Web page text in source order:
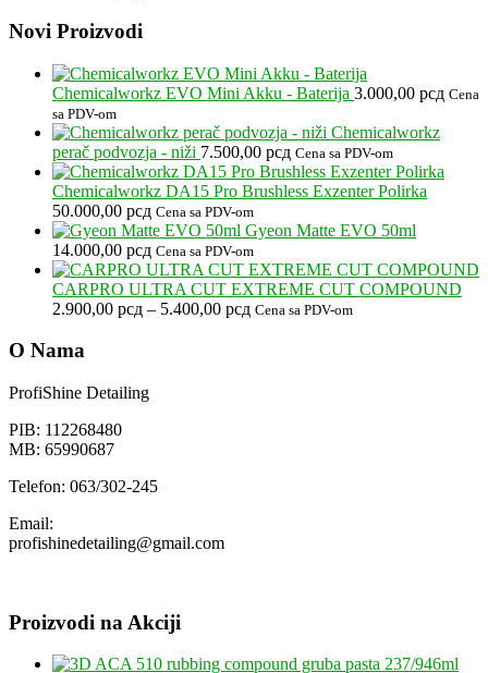
Footer
Novi Proizvodi
Chemicalworkz EVO Mini Akku - Baterija 3.000,00 рсд Cena
sa PDV-om
Chemicalworkz
perač podvozja - niži 7.500,00 рсд Cena sa PDV-om
Chemicalworkz DA15 Pro Brushless Exzenter Polirka
50.000,00 рсд Cena sa PDV-om
Gyeon Matte EVO 50ml
14.000,00 рсд Cena sa PDV-om
CARPRO ULTRA CUT EXTREME CUT COMPOUND
2.900,00 рсд – 5.400,00 рсдRaspon
Cena sa PDV-om
O Nama
ProfiShine Detailing
PIB: 112268480
MB: 65990687
Telefon: 063/302-245
Email:
profishinedetailing@gmail.com
Proizvodi na Akciji